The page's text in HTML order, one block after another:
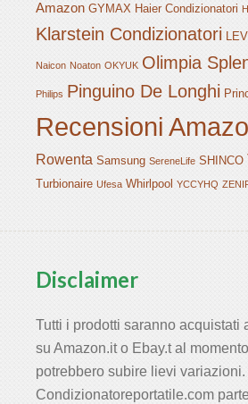
Amazon GYMAX Haier Condizionatori
Klarstein Condizionatori
Naicon Noaton OKYUK Olimpia
Philips Pinguino De Longhi
Recensioni
Rowenta Samsung SereneLife SHINCO
Turbionaire Ufesa Whirlpool YCCYHQ
Disclaimer
Tutti i prodotti saranno acquistati
su Amazon.it o Ebay.t al
potrebbero subire lievi variazioni.
Condizionatoreportatile.com